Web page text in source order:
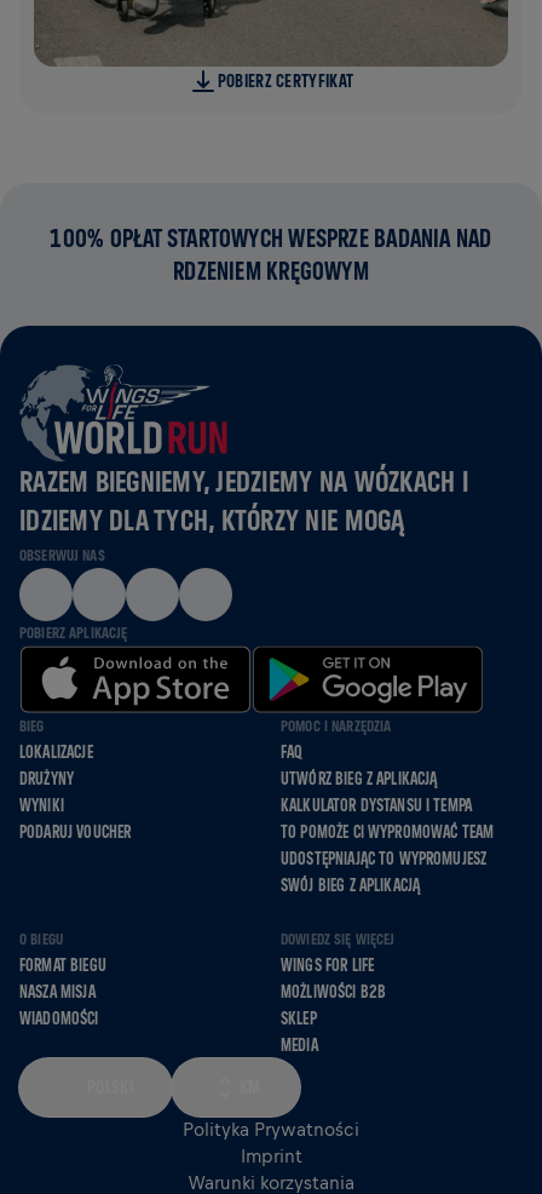
POBIERZ CERTYFIKAT
100% OPŁAT STARTOWYCH WESPRZE BADANIA NAD
RDZENIEM KRĘGOWYM
RAZEM BIEGNIEMY, JEDZIEMY NA WÓZKACH I
IDZIEMY DLA TYCH, KTÓRZY NIE MOGĄ
OBSERWUJ NAS
POBIERZ APLIKACJĘ
BIEG
LOKALIZACJE
DRUŻYNY
WYNIKI
PODARUJ VOUCHER
POMOC I NARZĘDZIA
FAQ
UTWÓRZ BIEG Z APLIKACJĄ
KALKULATOR DYSTANSU I TEMPA
TO POMOŻE CI WYPROMOWAĆ TEAM
UDOSTĘPNIAJĄC TO WYPROMUJESZ
SWÓJ BIEG Z APLIKACJĄ
O BIEGU
FORMAT BIEGU
NASZA MISJA
WIADOMOŚCI
DOWIEDZ SIĘ WIĘCEJ
WINGS FOR LIFE
MOŻLIWOŚCI B2B
SKLEP
MEDIA
Polityka Prywatności
Imprint
Warunki korzystania